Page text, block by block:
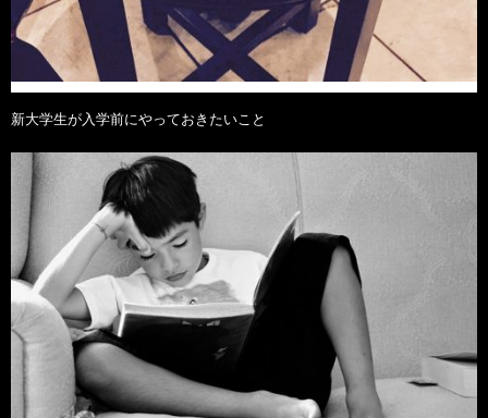
新大学生が入学前にやっておきたいこと